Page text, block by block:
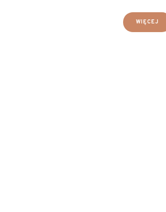
WIĘCEJ